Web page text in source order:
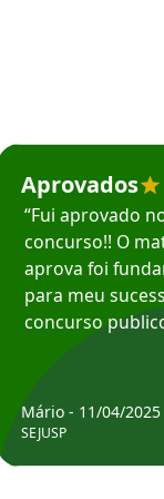
em depoimento
Mário
Aprovados
“Fui aprovado
concurso!! O
aprova foi
para meu
concurso
Mário - 11/04/2025
SEJUSP